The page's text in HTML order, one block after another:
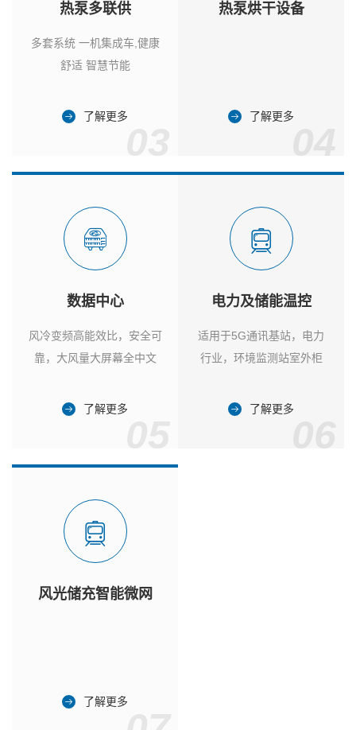
热泵多联供
多套系统 一机集成车,健康
舒适 智慧节能
了解更多
热泵烘干设备
了解更多
数据中心
风冷变频高能效比，安全可
靠，大风量大屏幕全中文
了解更多
电力及储能温控
适用于5G通讯基站，电力
行业，环境监测站室外柜
了解更多
风光储充智能微网
了解更多